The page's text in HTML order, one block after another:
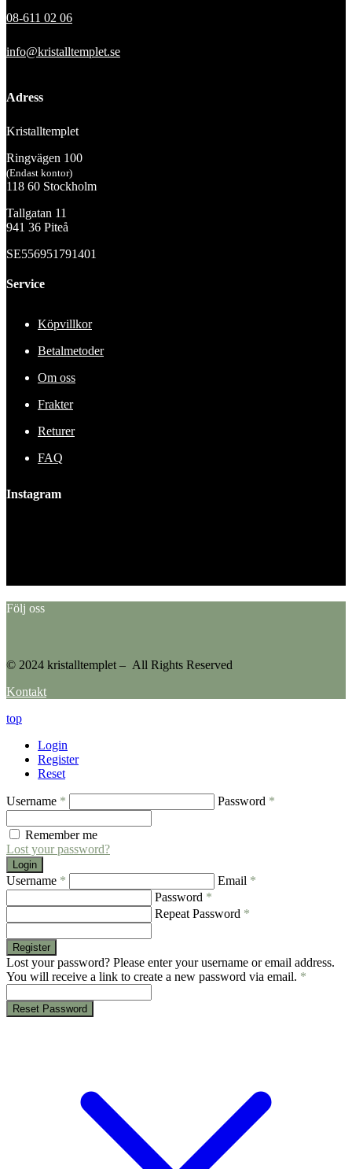
08-611 02 06
info@kristalltemplet.se
Adress
Kristalltemplet
Ringvägen 100
(Endast kontor)
118 60 Stockholm
Tallgatan 11
941 36 Piteå
SE556951791401
Service
Köpvillkor
Betalmetoder
Om oss
Frakter
Returer
FAQ
Instagram
Följ oss
© 2024 kristalltemplet – All Rights Reserved
Kontakt
top
Login
Register
Reset
Username * Password *
Remember me
Lost your password?
Login
Username * Email *
Password *
Repeat Password *
Register
Lost your password? Please enter your username or email address.
You will receive a link to create a new password via email. *
Reset Password